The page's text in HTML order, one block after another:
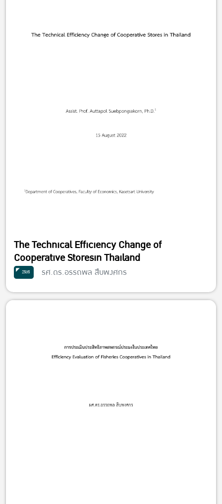
The Technical Efficiency Change of
Cooperative Storesin Thailand
2565 รศ.ดร.อรรถพล สืบพงศกร